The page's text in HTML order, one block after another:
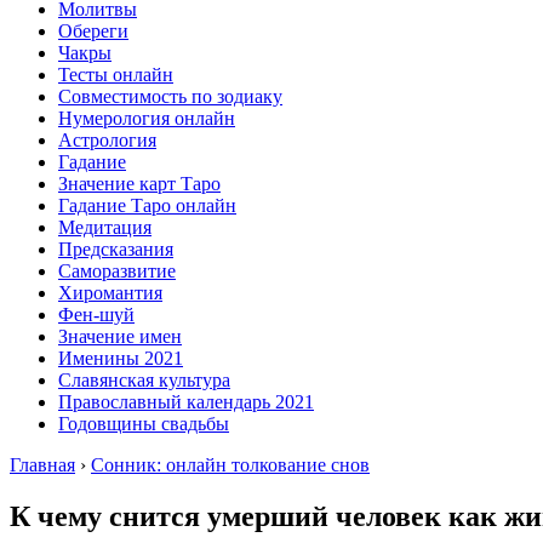
Молитвы
Обереги
Чакры
Тесты онлайн
Совместимость по зодиаку
Нумерология онлайн
Астрология
Гадание
Значение карт Таро
Гадание Таро онлайн
Медитация
Предсказания
Саморазвитие
Хиромантия
Фен-шуй
Значение имен
Именины 2021
Славянская культура
Православный календарь 2021
Годовщины свадьбы
Главная › Сонник: онлайн толкование снов
К чему снится умерший человек как